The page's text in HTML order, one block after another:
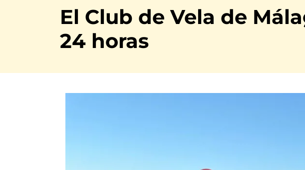
navegación
El Club de Vela de
24 horas